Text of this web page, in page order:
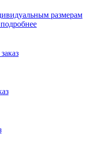
подробнее